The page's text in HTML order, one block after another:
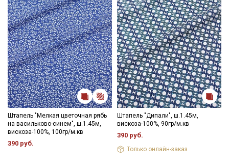
Штапель "Мелкая цветочная рябь
на васильково-синем", ш.1.45м,
вискоза-100%, 100гр/м.кв
390 руб.
Штапель "Дипали", ш.1.45м,
вискоза-100%, 90гр/м.кв
390 руб.
Только онлайн-заказ